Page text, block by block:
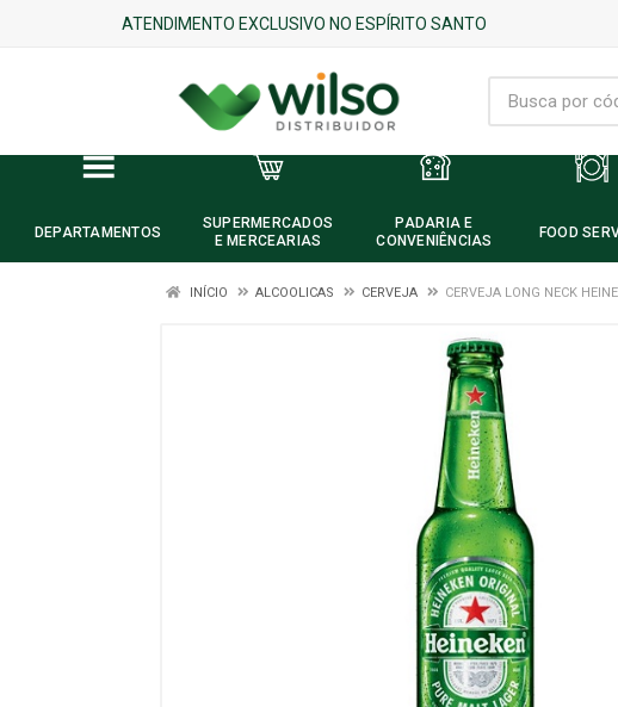
ATENDIMENTO EXCLUSIVO NO ESPÍRITO SANTO
DEPARTAMENTOS
SUPERMERCADOS
E MERCEARIAS
PADARIA E
CONVENIÊNCIAS
FOOD
INÍCIO ALCOOLICAS CERVEJA CERVEJA LONG NECK